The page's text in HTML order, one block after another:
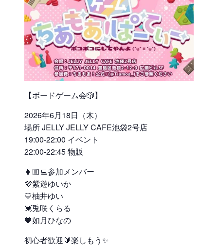
【ボードゲーム会🎲】
2026年6月18日（木）
場所 JELLY JELLY CAFE池袋2号店
19:00-22:00 イベント
22:00-22:45 物販
👩🏼‍💻参加メンバー
💜紫遊ゆいか
💛柚井ゆい
💓兎咲くらる
💙如月ひなの
初心者歓迎🔰楽しもう✨